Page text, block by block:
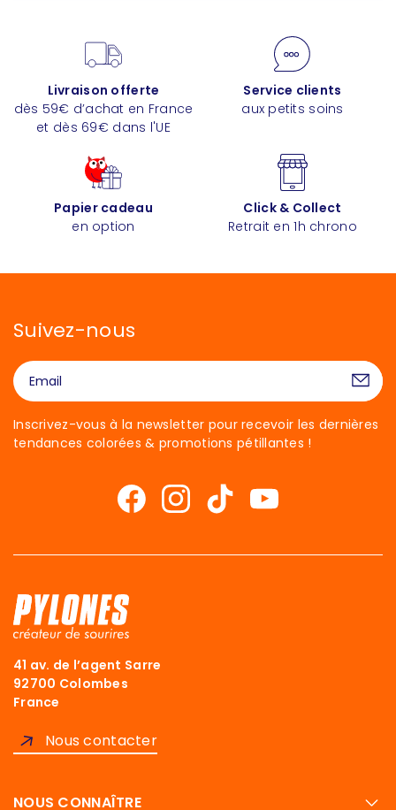
Livraison offerte
dès 59€ d’achat en France
et dès 69€ dans l'UE
Service clients
aux petits soins
Papier cadeau
en option
Click & Collect
Retrait en 1h chrono
Suivez-nous
Inscrivez-vous à la newsletter pour recevoir les dernières
tendances colorées & promotions pétillantes !
41 av. de l’agent Sarre
92700 Colombes
France
Nous contacter
NOUS CONNAÎTRE
Salut c'est nous...
Les Cookies !
On a attendu d'être sûrs que le contenu de ce site vous intéresse
avant de vous déranger, mais on aimerait bien vous accompagner